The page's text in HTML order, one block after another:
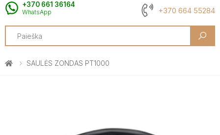
+370 661 36164
WhatsApp +370 664 55284
Search
SAULĖS ZONDAS PT1000